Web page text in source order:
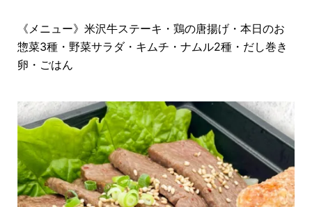
《メニュー》米沢牛ステーキ・鶏の唐揚げ・本日のお
惣菜3種・野菜サラダ・キムチ・ナムル2種・だし巻き
卵・ごはん